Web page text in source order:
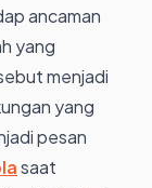
ancaman
yang
menjadi
yang
pesan
saat